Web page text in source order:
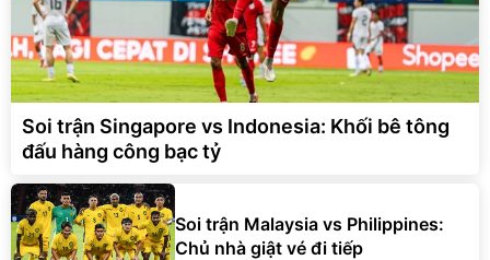
Soi trận Singapore vs Indonesia: Khối bê tông
đấu hàng công bạc tỷ
Soi trận Malaysia vs Philippines:
Chủ nhà giật vé đi tiếp